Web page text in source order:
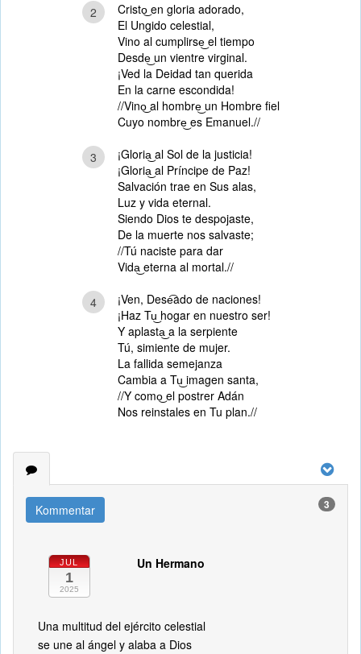
2
Cristo͜ en gloria adorado,
El Ungido celestial,
Vino al cumplirse͜ el tiempo
Desde͜ un vientre virginal.
¡Ved la Deidad tan querida
En la carne escondida!
//Vino͜ al hombre͜ un Hombre fiel
Cuyo nombre͜ es Emanuel.//
3
¡Gloria͜ al Sol de la justicia!
¡Gloria͜ al Príncipe de Paz!
Salvación trae en Sus alas,
Luz y vida eternal.
Siendo Dios te despojaste,
De la muerte nos salvaste;
//Tú naciste para dar
Vida͜ eterna al mortal.//
4
¡Ven, Dese͡ado de naciones!
¡Haz Tu͜ hogar en nuestro ser!
Y aplasta͜ a la serpiente
Tú, simiente de mujer.
La fallida semejanza
Cambia a Tu͜ imagen santa,
//Y como͜ el postrer Adán
Nos reinstales en Tu plan.//
Kommentar 3
JUL
1
2025
Un Hermano
Una multitud del ejército celestial
se une al ángel y alaba a Dios